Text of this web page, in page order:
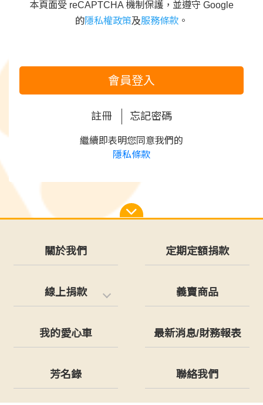
本頁面受 reCAPTCHA 機制保護，並遵守 Google
的隱私權政策及服務條款 。
會員登入
註冊 忘記密碼
繼續即表明您同意我們的
隱私條款
關於我們 定期定額捐款
線上捐款 義賣商品
我的愛心車 最新消息/財務報表
芳名錄 聯絡我們